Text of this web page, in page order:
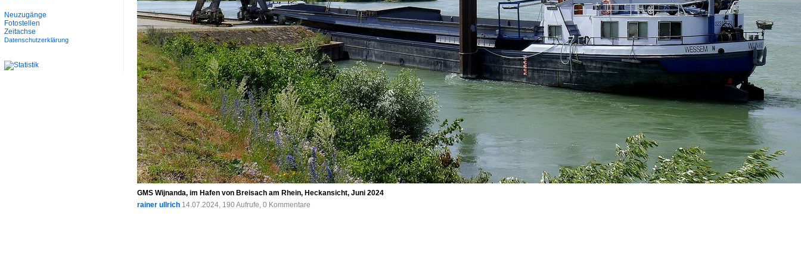
GMS Wijnanda, im Hafen von Breisach am Rhein, Heckansicht, Juni 2024
rainer ullrich 14.07.2024, 190 Aufrufe, 0 Kommentare
Neuzugänge
Fotostellen
Zeitachse
Datenschutzerklärung